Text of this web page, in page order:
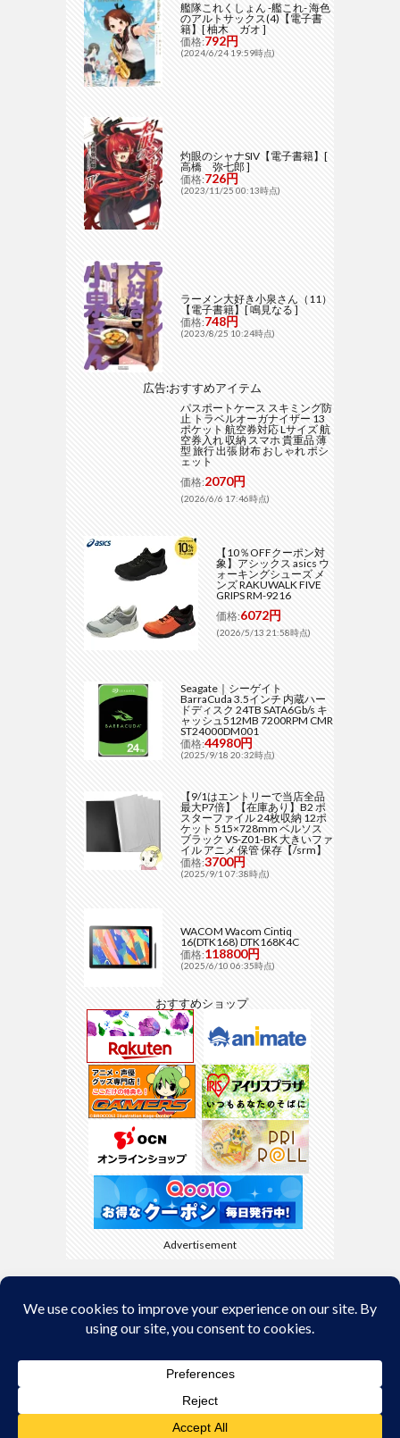
艦隊これくしょん -艦これ- 海色
のアルトサックス(4)【電子書
籍】[ 柚木 ガオ ]
価格:792円
(2024/6/24 19:59時点)
灼眼のシャナSIV【電子書籍】[
高橋 弥七郎 ]
価格:726円
(2023/11/25 00:13時点)
ラーメン大好き小泉さん（11）
【電子書籍】[ 鳴見なる ]
価格:748円
(2023/8/25 10:24時点)
広告:おすすめアイテム
パスポートケース スキミング防
止 トラベルオーガナイザー 13
ポケット 航空券対応 Lサイズ 航
空券入れ 収納 スマホ 貴重品 薄
型 旅行 出張 財布 おしゃれ ポシ
ェット
価格:2070円
(2026/6/6 17:46時点)
【10％OFFクーポン対
象】アシックス asics ウ
ォーキングシューズ メ
ンズ RAKUWALK FIVE
GRIPS RM-9216
価格:6072円
(2026/5/13 21:58時点)
Seagate｜シーゲイト
BarraCuda 3.5インチ 内蔵ハー
ドディスク 24TB SATA6Gb/s キ
ャッシュ512MB 7200RPM CMR
ST24000DM001
価格:44980円
(2025/9/18 20:32時点)
【9/1はエントリーで当店全品
最大P7倍】【在庫あり】B2 ポ
スターファイル 24枚収納 12ポ
ケット 515×728mm ベルソス
ブラック VS-Z01-BK 大きいファ
イル アニメ 保管 保存【/srm】
価格:3700円
(2025/9/1 07:38時点)
WACOM Wacom Cintiq
16(DTK168) DTK168K4C
価格:118800円
(2025/6/10 06:35時点)
おすすめショップ
Advertisement
Back to Top
© Copyright 2026kyamaBlog